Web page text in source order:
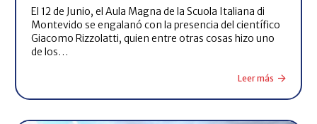
El 12 de Junio, el Aula Magna de la Scuola Italiana di
Montevido se engalanó con la presencia del científico
Giacomo Rizzolatti, quien entre otras cosas hizo uno
de los…
Leer más